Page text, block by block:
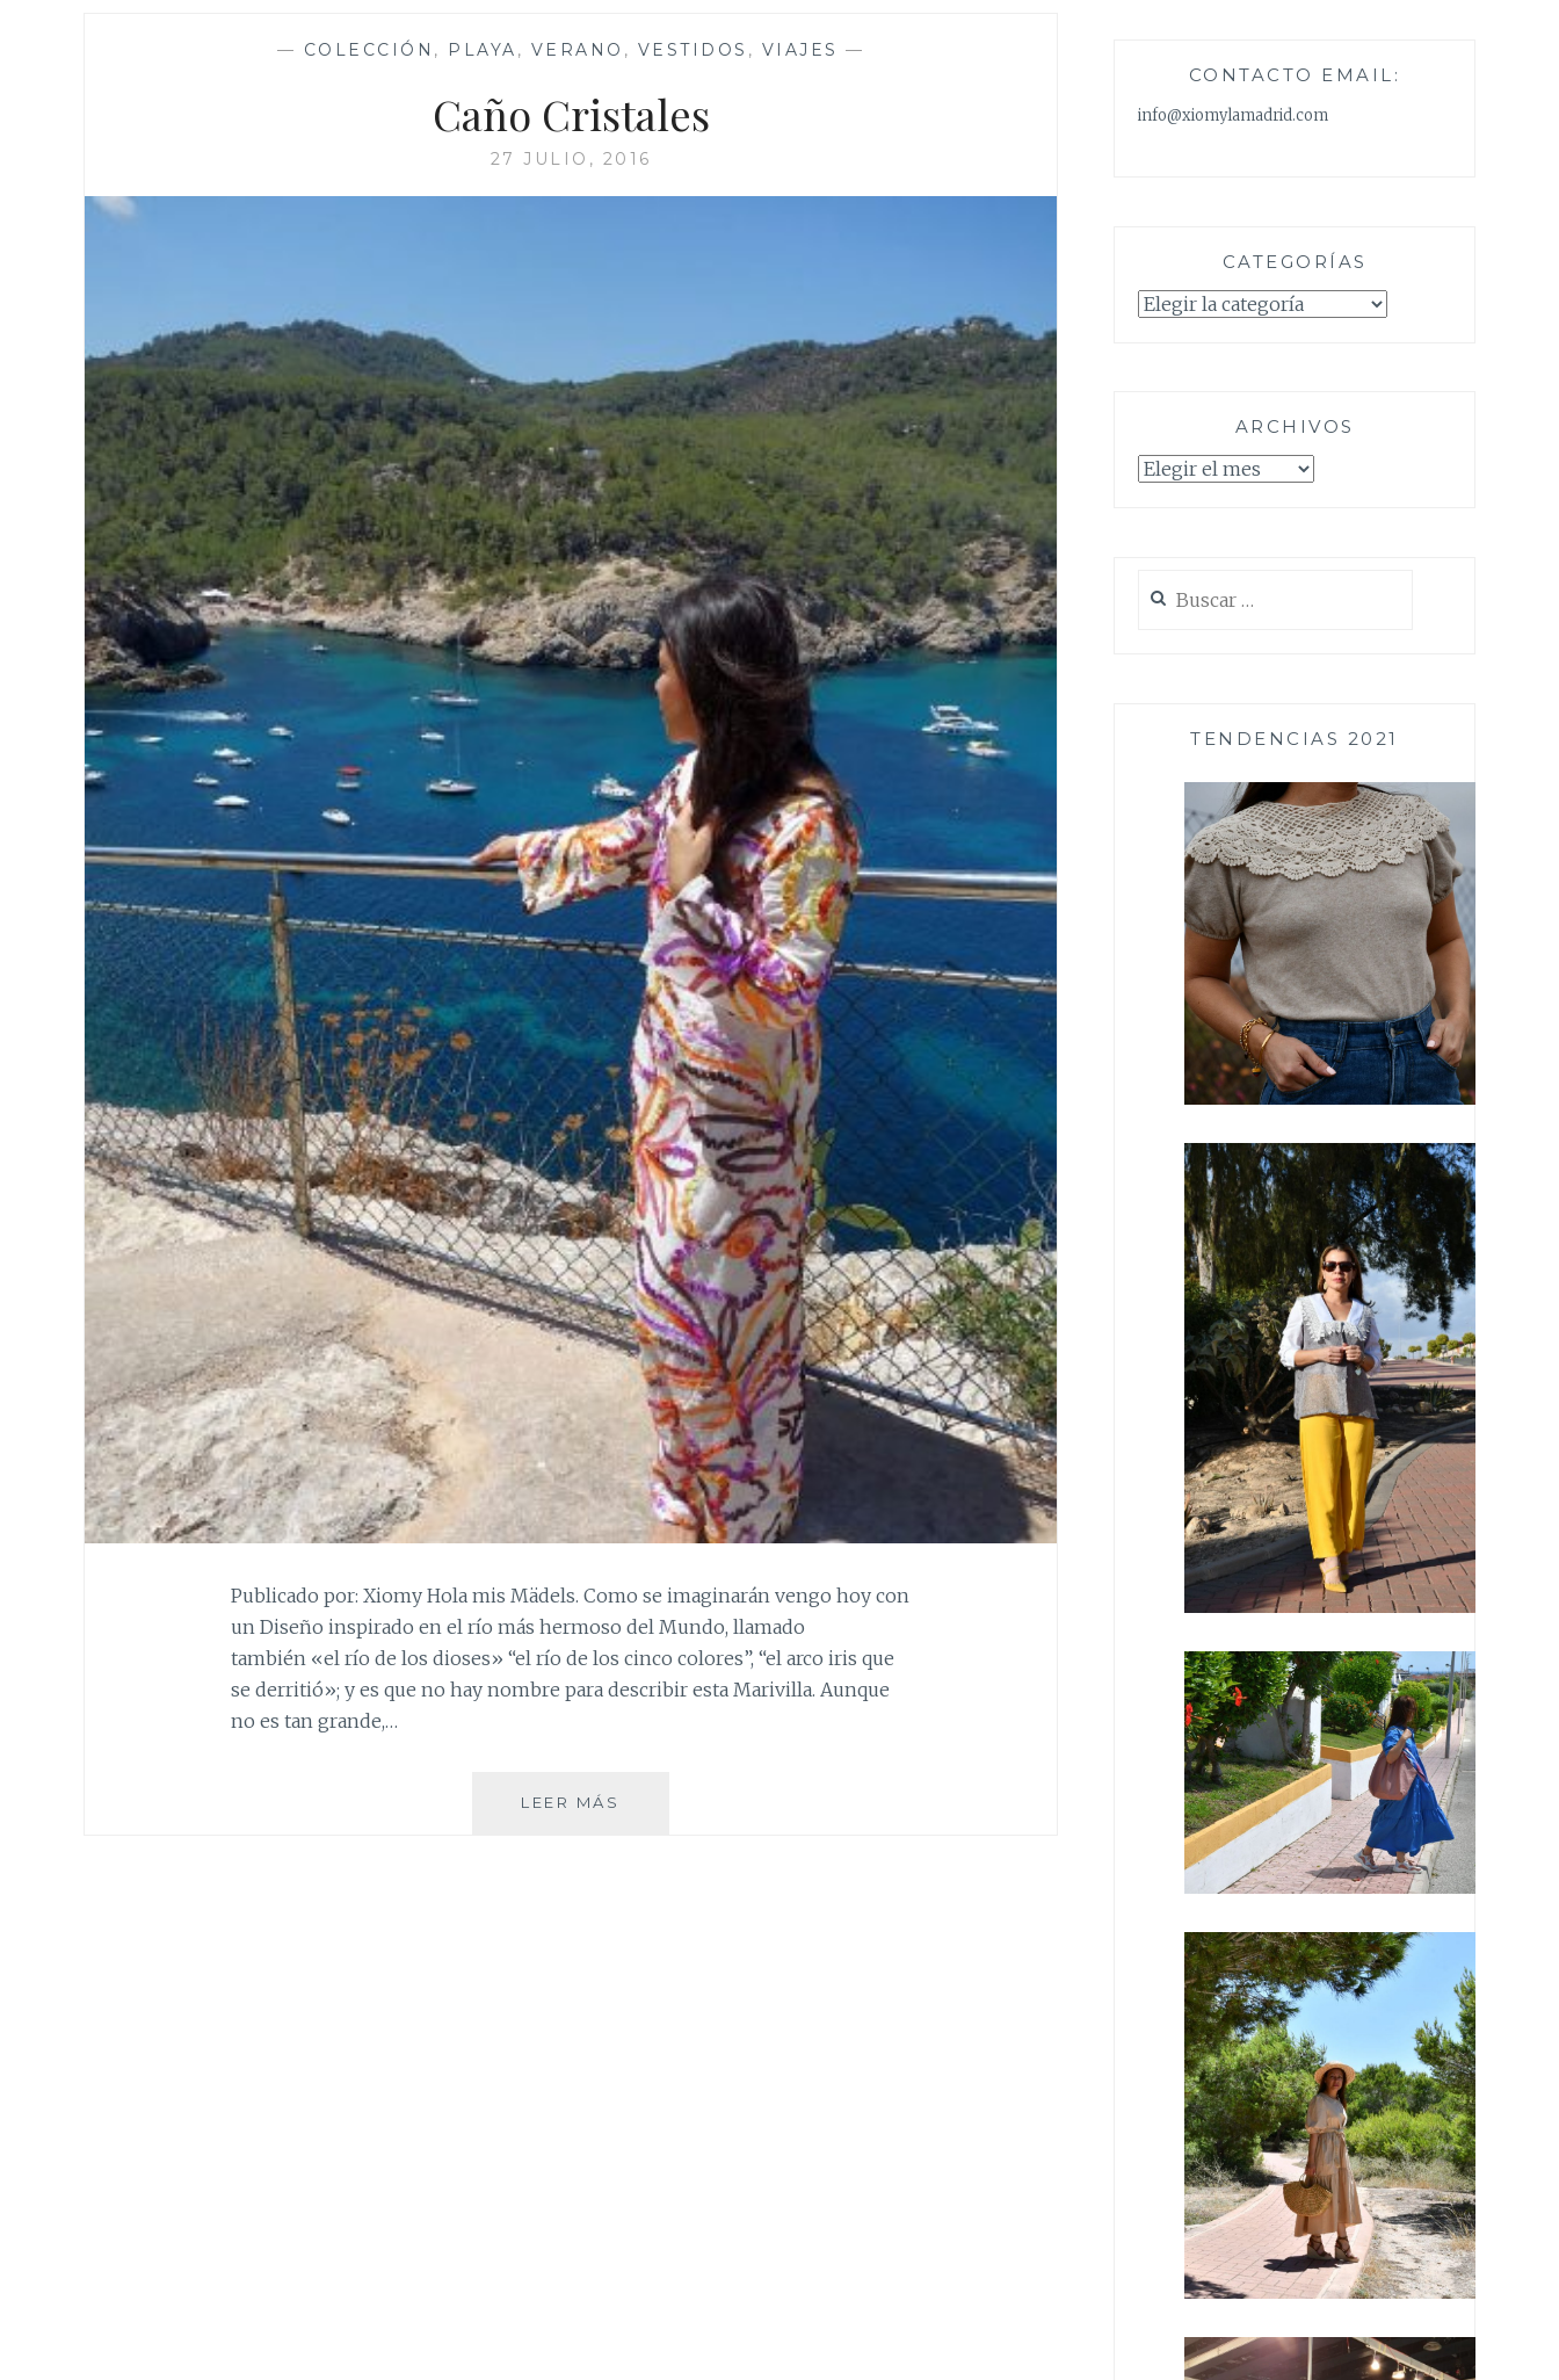
— COLECCIÓN , PLAYA , VERANO , VESTIDOS , VIAJES —
Caño Cristales
27 JULIO, 2016
Publicado por: Xiomy Hola mis Mädels. Como se imaginarán vengo hoy con
un Diseño inspirado en el río más hermoso del Mundo, llamado
también «el río de los dioses» “el río de los cinco colores”, “el arco iris que
se derritió»; y es que no hay nombre para describir esta Marivilla. Aunque
no es tan grande,…
LEER MÁS
CONTACTO EMAIL:
info@xiomylamadrid.com
CATEGORÍAS
Categorías
ARCHIVOS
Archivos
TENDENCIAS 2021